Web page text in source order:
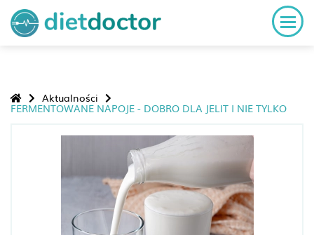
Aktualności
FERMENTOWANE NAPOJE - DOBRO DLA JELIT I NIE TYLKO